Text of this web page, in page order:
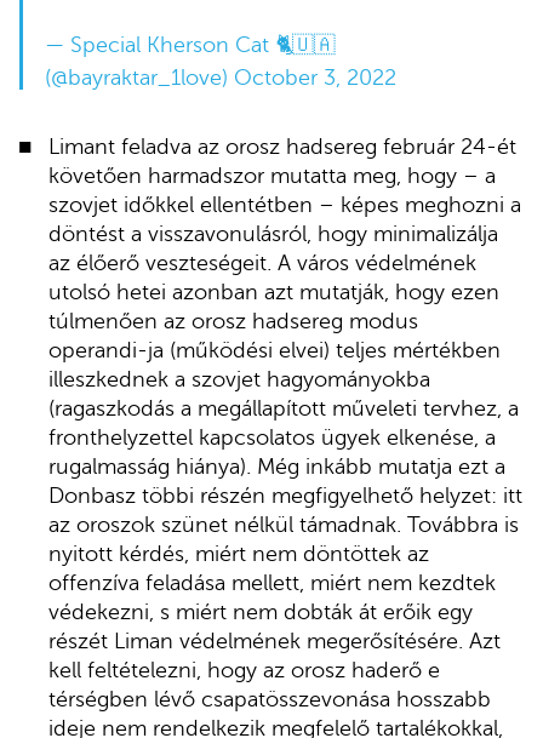
— Special Kherson Cat 🐈🇺🇦
(@bayraktar_1love) October 3, 2022
Limant feladva az orosz hadsereg február 24-ét
követően harmadszor mutatta meg, hogy – a
szovjet időkkel ellentétben – képes meghozni a
döntést a visszavonulásról, hogy minimalizálja
az élőerő veszteségeit. A város védelmének
utolsó hetei azonban azt mutatják, hogy ezen
túlmenően az orosz hadsereg modus
operandi-ja (működési elvei) teljes mértékben
illeszkednek a szovjet hagyományokba
(ragaszkodás a megállapított műveleti tervhez, a
fronthelyzettel kapcsolatos ügyek elkenése, a
rugalmasság hiánya). Még inkább mutatja ezt a
Donbasz többi részén megfigyelhető helyzet: itt
az oroszok szünet nélkül támadnak. Továbbra is
nyitott kérdés, miért nem döntöttek az
offenzíva feladása mellett, miért nem kezdtek
védekezni, s miért nem dobták át erőik egy
részét Liman védelmének megerősítésére. Azt
kell feltételezni, hogy az orosz haderő e
térségben lévő csapatösszevonása hosszabb
ideje nem rendelkezik megfelelő tartalékokkal,